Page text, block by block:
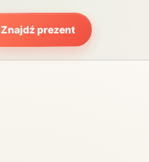
Znajdź prezent